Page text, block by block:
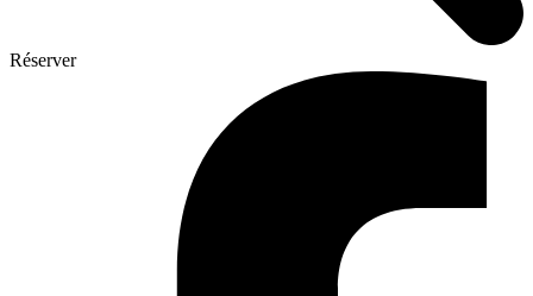
Réserver